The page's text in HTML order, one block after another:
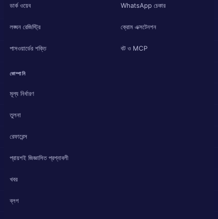
ডার্ক ওয়েব
লঙ্ঘন রেজিস্ট্রি
পাসওয়ার্ডের শক্তি
WhatsApp চেকার
ক্রোম এক্সটেনশন
বট ও MCP
কোম্পানি
মূল্য নির্ধারণ
তুলনা
রেফারেন্স
প্রায়শই জিজ্ঞাসিত প্রশ্নাবলী
খবর
ব্লগ